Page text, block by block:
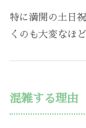
特に満開の土日
くのも大変なほ
混雑する理由